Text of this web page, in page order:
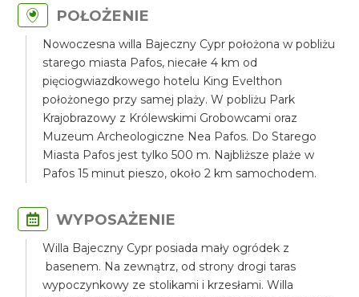
POŁOŻENIE
Nowoczesna willa Bajeczny Cypr położona w pobliżu
starego miasta Pafos, niecałe 4 km od
pięciogwiazdkowego hotelu King Evelthon
położonego przy samej plaży. W pobliżu Park
Krajobrazowy z Królewskimi Grobowcami oraz
Muzeum Archeologiczne Nea Pafos. Do Starego
Miasta Pafos jest tylko 500 m. Najbliższe plaże w
Pafos 15 minut pieszo, około 2 km samochodem.
WYPOSAŻENIE
Willa Bajeczny Cypr posiada mały ogródek z
basenem. Na zewnątrz, od strony drogi taras
wypoczynkowy ze stolikami i krzesłami. Willa